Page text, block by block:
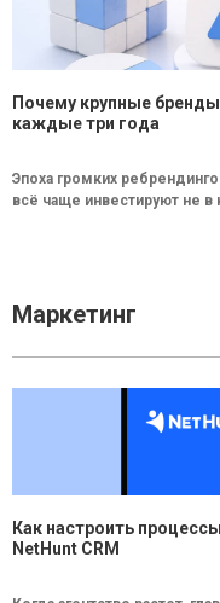
Почему крупные
каждые три года
Эпоха громких
всё чаще инвестируют не
Маркетинг
Как настроить
NetHunt CRM